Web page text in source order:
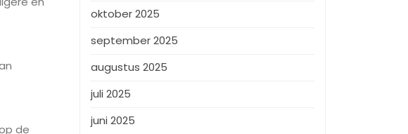
de
oktober 2025
september 2025
augustus 2025
juli 2025
juni 2025